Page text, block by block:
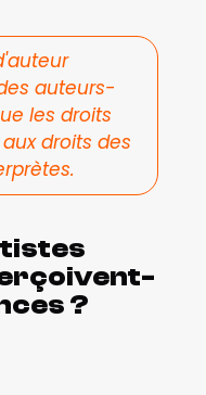
auteurs-
les droits
droits des
?